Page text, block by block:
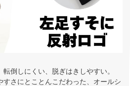
倒しにくい、脱ぎはきしやすい。
さにとことんこだわった、オールシ